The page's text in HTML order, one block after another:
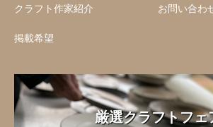
クラフト作家紹介
掲載希望
お問い合わ
厳選クラフトフェ